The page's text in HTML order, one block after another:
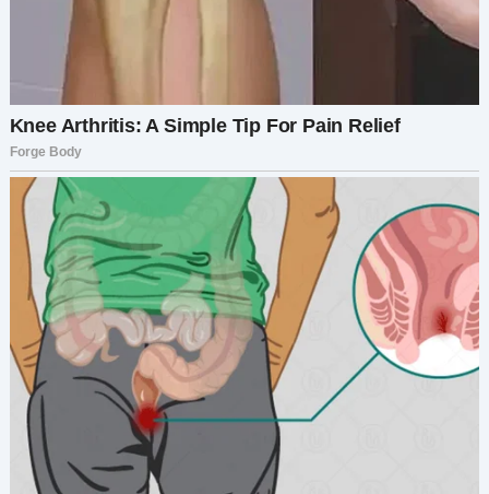
— Интересный у вас теперь двор. Очень…
креативно.
Но прежде чем он успел ответить, подъехали
двое полицейских — как раз вовремя. Я
заранее позвонил, сообщил о порче
имущества и его постоянных нарушениях
парковки. Яков стоял с открытым ртом, пока
его уводили.
С тех пор Яков и Артём больше не появлялись.
Парковка снова была моей. В тот же вечер Ной,
Крис и Лариса пришли ко мне — отпраздновать
победу. Лариса крепко меня обняла, вся
светилась от облегчения.
— Ной, Крис, вы у нас настоящие герои, —